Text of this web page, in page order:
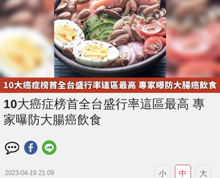
10大癌症榜首全台盛行率這區最高 專
家曝防大腸癌飲食
2023-04-19 21:09 小 中 大